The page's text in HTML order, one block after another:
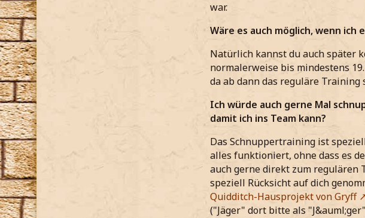
war.
Wäre es auch möglich, wenn ich
Natürlich kannst du auch später
normalerweise bis mindestens
da ab dann das reguläre Training
Ich würde auch gerne Mal
damit ich ins Team kann?
Das Schnuppertraining ist
alles funktioniert, ohne dass es
auch gerne direkt zum regulären
speziell Rücksicht auf dich
Quidditch-Hausprojekt von Gryff
("Jäger" dort bitte als